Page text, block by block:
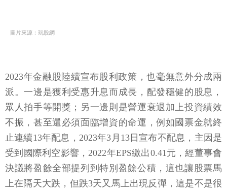
圖片來源：玩股網
2023年金融股陸續宣布股利政策，也毫無意外分成兩
派。一邊是獲利受惠升息而成長，配發穩健的股息，
眾人拍手等開獎；另一邊則是營運衰退加上投資績效
不振，甚至還必須面臨增資的命運，例如國票金就終
止連續13年配息，2023年3月13日宣布不配息，主因是
受到國際利空影響，2022年EPS繳出0.41元，經董事會
決議將盈餘全部提列到特別盈餘公積，這也讓股票馬
上在隔天大跌，但跌3天又馬上出現反彈，這是不是很